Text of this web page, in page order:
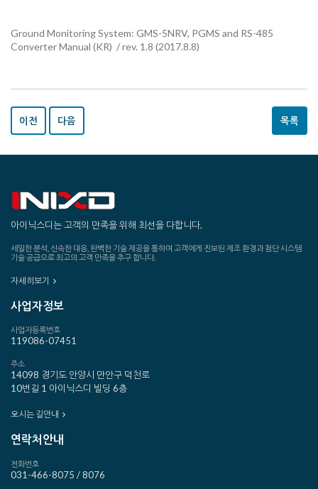
Ground Monitoring System: GMS-5NRV, PGMS and RS-485
Converter Manual (KR) / rev. 1.8 (2017.8.8)
이전 다음 목록
아이닉스디는 고객의 만족을 위해 최선을 다합니다.
세밀한 분석, 신속한 대응, 완벽한 기술 제공을 통하여 고객에게 진보된 제조 환경과 첨단 시스템
기술 공급으로 최고의 고객 만족을 추구 합니다.
자세히보기
사업자정보
사업자등록번호
119086-07451
주소
14098 경기도 안양시 만안구 덕천로
10번길 1 아이닉스디 빌딩 6층
오시는 길안내
연락처안내
전화번호
031-466-8075 / 8076